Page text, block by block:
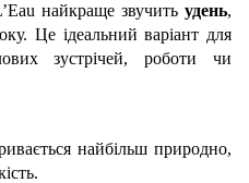
найкраще звучить удень,
Це ідеальний варіант для
зустрічей, роботи чи
найбільш природно,